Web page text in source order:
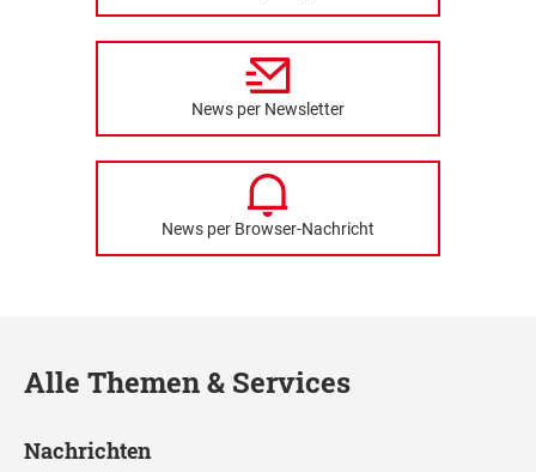
News per Newsletter
News per Browser-Nachricht
Alle Themen & Services
Nachrichten